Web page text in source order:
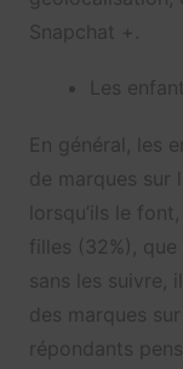
Snapchat +.
Les
En général, les
de marques sur
lorsqu’ils le
filles (32%),
sans les suivre,
des marques
répondants